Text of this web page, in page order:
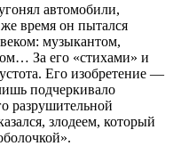
автомобили,
время он пытался
музыкантом,
За его «стихами» и
Его изобретение —
подчеркивало
разрушительной
злодеем, который